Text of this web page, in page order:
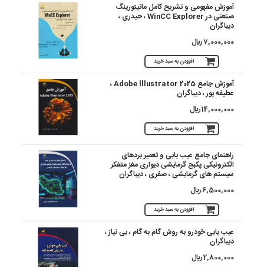
آموزش مفهومی و تشریح کامل مانیتورینگ
صنعتی در WinCC Explorer ، حیدری ،
دیباگران
7,000,000 ريال
افزودن به سبد خرید
آموزش جامع Adobe lllustrator 2025 ،
عطیفه پور ، دیباگران
14,000,000 ريال
افزودن به سبد خرید
راهنمای جامع عیب یابی و تعمیر بردهای
الکترونیکی پکبج گرمایشی دیواری مغز متفکر
سیستم های گرمایشی ، صفری ، دیباگران
6,500,000 ريال
افزودن به سبد خرید
عیب یابی خودرو به روش گام به گام ، بی نیاز ،
دیباگران
2,800,000 ريال